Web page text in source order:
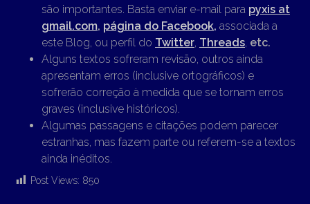
são importantes. Basta enviar e-mail para pyxis at
gmail.com, página do Facebook, associada a
este Blog, ou perfil do Twitter Threads etc.
Alguns textos sofreram revisão, outros ainda
apresentam erros (inclusive ortográficos) e
sofrerão correção à medida que se tornam erros
graves (inclusive históricos).
Algumas passagens e citações podem parecer
estranhas, mas fazem parte ou referem-se a textos
ainda inéditos.
Post Views: 850